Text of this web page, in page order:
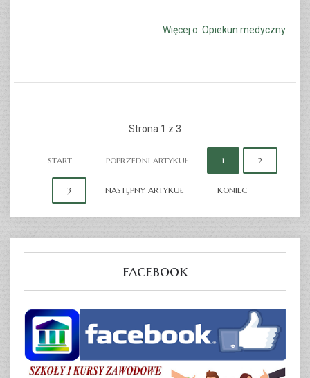
CZYTAJ WIĘCEJ...
OPIEKUN MEDYCZNY
CZYTAJ WIĘCEJ...
Więcej o: Opiekun medyczny
Strona 1 z 3
START POPRZEDNI ARTYKUŁ 1 2
3 NASTĘPNY ARTYKUŁ KONIEC
facebook